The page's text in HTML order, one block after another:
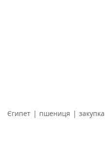
Єгипет | пшениця | закупка